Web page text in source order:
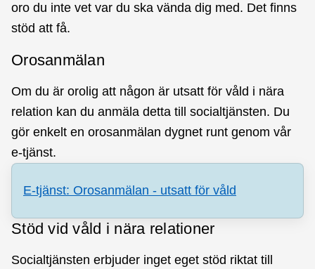
oro du inte vet var du ska vända dig med. Det finns
stöd att få.
Orosanmälan
Om du är orolig att någon är utsatt för våld i nära
relation kan du anmäla detta till socialtjänsten. Du
gör enkelt en orosanmälan dygnet runt genom vår
e-tjänst.
E-tjänst: Orosanmälan - utsatt för våld
Stöd vid våld i nära relationer
Socialtjänsten erbjuder inget eget stöd riktat till